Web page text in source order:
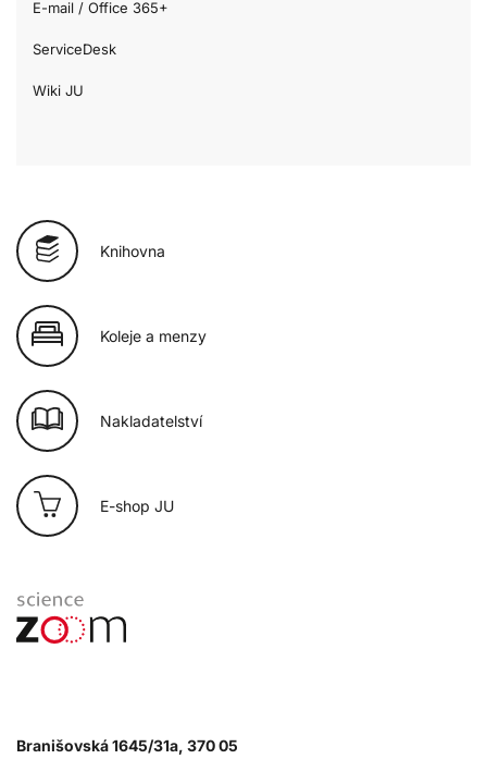
E-mail / Office 365+
ServiceDesk
Wiki JU
Knihovna
Koleje a menzy
Nakladatelství
E-shop JU
Branišovská 1645/31a, 370 05